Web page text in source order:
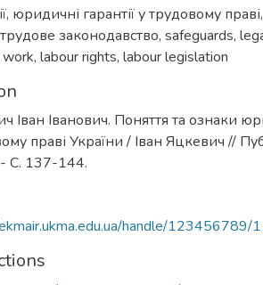
, юридичні гарантії у трудовому праві,
трудове законодавство, safeguards,
, labour rights, labour legislation
Іван Іванович. Поняття та ознаки
праві України / Іван Яцкевич //
С. 137-144.
handle/123456789/